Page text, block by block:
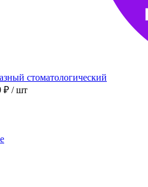
стоматологический
₽ / шт